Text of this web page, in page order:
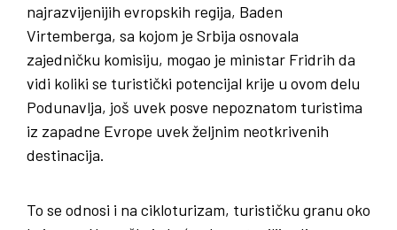
najrazvijenijih evropskih regija, Baden
Virtemberga, sa kojom je Srbija osnovala
zajedničku komisiju, mogao je ministar Fridrih da
vidi koliki se turistički potencijal krije u ovom delu
Podunavlja, još uvek posve nepoznatom turistima
iz zapadne Evrope uvek željnim neotkrivenih
destinacija.
To se odnosi i na cikloturizam, turističku granu oko